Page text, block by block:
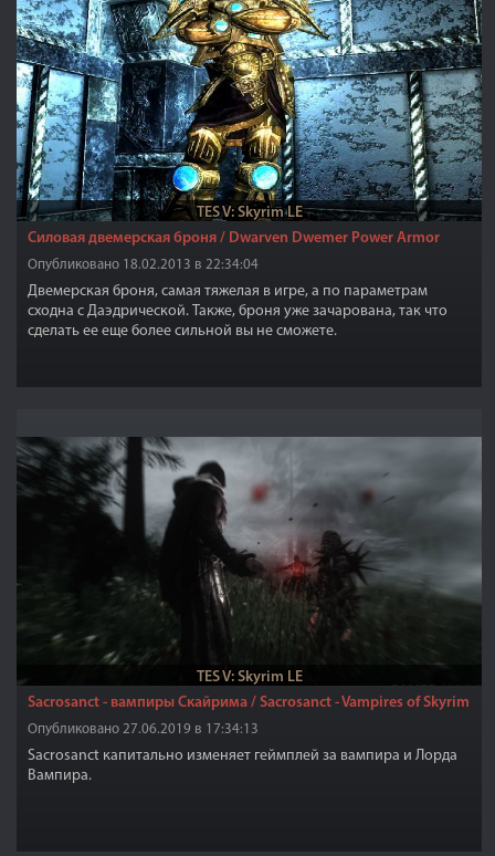
TES V: Skyrim LE
Силовая двемерская броня / Dwarven Dwemer Power Armor
Опубликовано 18.02.2013 в 22:34:04
Двемерская броня, самая тяжелая в игре, а по параметрам
сходна с Даэдрической. Также, броня уже зачарована, так что
сделать ее еще более сильной вы не сможете.
TES V: Skyrim LE
Sacrosanct - вампиры Скайрима / Sacrosanct - Vampires of Skyrim
Опубликовано 27.06.2019 в 17:34:13
Sacrosanct капитально изменяет геймплей за вампира и Лорда
Вампира.